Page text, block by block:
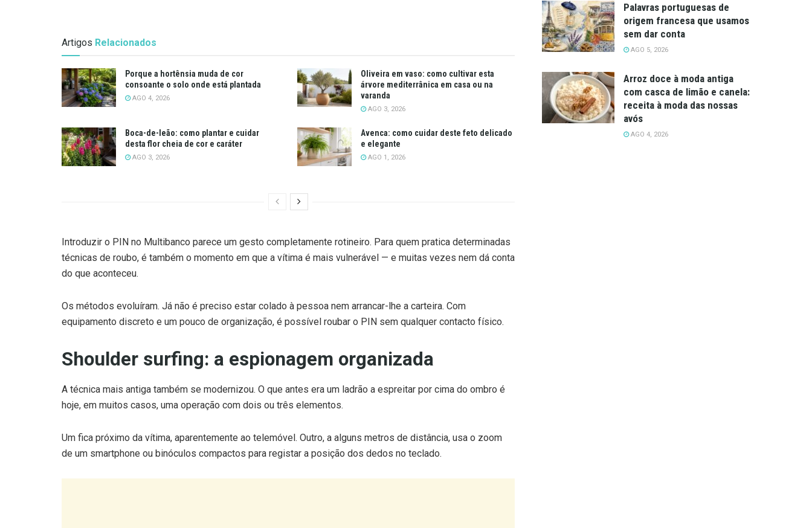
Artigos Relacionados
Porque a hortênsia muda de cor
consoante o solo onde está plantada
AGO 4, 2026
Oliveira em vaso: como cultivar esta
árvore mediterrânica em casa ou na
varanda
AGO 3, 2026
Boca-de-leão: como plantar e cuidar
desta flor cheia de cor e caráter
AGO 3, 2026
Avenca: como cuidar deste feto delicado
e elegante
AGO 1, 2026
Introduzir o PIN no Multibanco parece um gesto completamente rotineiro. Para quem pratica determinadas
técnicas de roubo, é também o momento em que a vítima é mais vulnerável — e muitas vezes nem dá conta
do que aconteceu.
Os métodos evoluíram. Já não é preciso estar colado à pessoa nem arrancar-lhe a carteira. Com
equipamento discreto e um pouco de organização, é possível roubar o PIN sem qualquer contacto físico.
Shoulder surfing: a espionagem organizada
A técnica mais antiga também se modernizou. O que antes era um ladrão a espreitar por cima do ombro é
hoje, em muitos casos, uma operação com dois ou três elementos.
Um fica próximo da vítima, aparentemente ao telemóvel. Outro, a alguns metros de distância, usa o zoom
de um smartphone ou binóculos compactos para registar a posição dos dedos no teclado.
Palavras portuguesas de
origem francesa que usamos
sem dar conta
AGO 5, 2026
Arroz doce à moda antiga
com casca de limão e canela:
receita à moda das nossas
avós
AGO 4, 2026